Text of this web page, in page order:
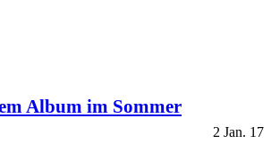
Album im Sommer
2 Jan. 17